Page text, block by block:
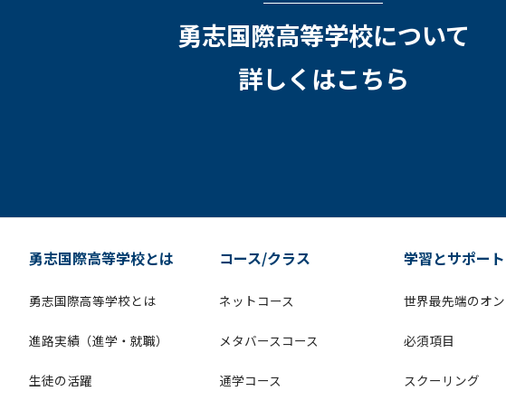
勇志国際高等学校について
詳しくはこちら
勇志国際高等学校とは
勇志国際高等学校とは
進路実績（進学・就職）
生徒の活躍
コース/クラス
ネットコース
メタバースコース
通学コース
学習とサポート
世界最先端のオ
必須項目
スクーリング